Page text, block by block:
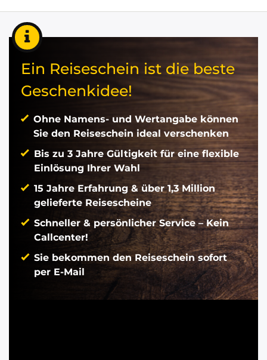
Ein Reiseschein ist die beste
Geschenkidee!
Ohne Namens- und Wertangabe können
Sie den Reiseschein ideal verschenken
Bis zu 3 Jahre Gültigkeit für eine flexible
Einlösung Ihrer Wahl
15 Jahre Erfahrung & über 1,3 Million
gelieferte Reisescheine
Schneller & persönlicher Service – Kein
Callcenter!
Sie bekommen den Reiseschein sofort
per E-Mail